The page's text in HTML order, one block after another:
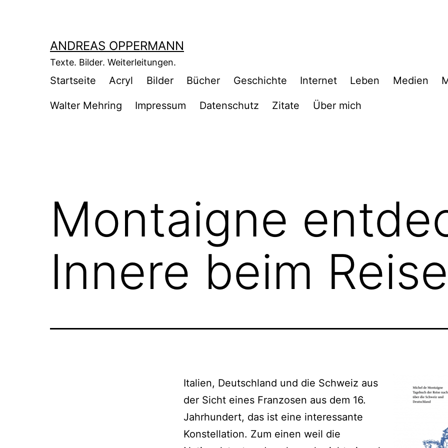
ANDREAS OPPERMANN
Texte. Bilder. Weiterleitungen.
Startseite Acryl Bilder Bücher Geschichte Internet Leben Medien
Walter Mehring Impressum Datenschutz Zitate Über mich
Montaigne
Innere beim
Italien, Deutschland und die Schweiz aus
der Sicht eines Franzosen aus dem 16.
Jahrhundert, das ist eine interessante
Konstellation. Zum einen weil die